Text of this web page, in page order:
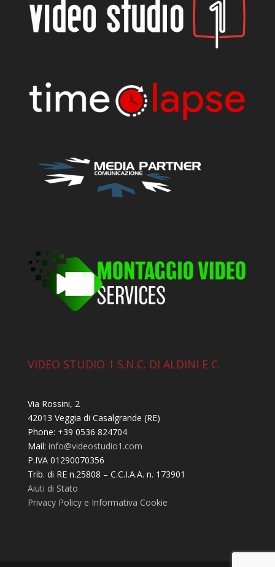
VIDEO STUDIO 1 S.N.C. DI ALDINI E C.
Via Rossini, 2
42013 Veggia di Casalgrande (RE)
Phone: +39 0536 824704
Mail: info@videostudio1.com
P.IVA 01290070356
Trib. di RE n.25808 – C.C.I.A.A. n. 173901
Aiuti di Stato
Privacy Policy e Informativa Cookie